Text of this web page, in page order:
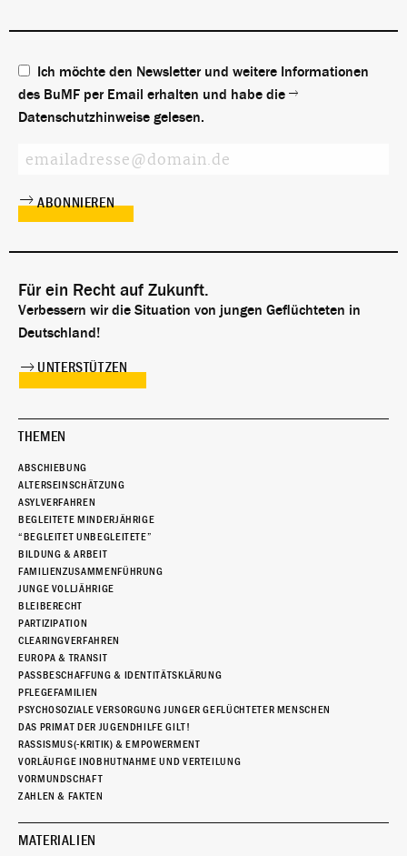
Ich möchte den Newsletter und weitere Informationen
des BuMF per Email erhalten und habe die
Datenschutzhinweise gelesen.
Für ein Recht auf Zukunft.
Verbessern wir die Situation von jungen Geflüchteten in
Deutschland!
UNTERSTÜTZEN
THEMEN
ABSCHIEBUNG
ALTERSEINSCHÄTZUNG
ASYLVERFAHREN
BEGLEITETE MINDERJÄHRIGE
“BEGLEITET UNBEGLEITETE”
BILDUNG & ARBEIT
FAMILIENZUSAMMENFÜHRUNG
JUNGE VOLLJÄHRIGE
BLEIBERECHT
PARTIZIPATION
CLEARINGVERFAHREN
EUROPA & TRANSIT
PASSBESCHAFFUNG & IDENTITÄTSKLÄRUNG
PFLEGEFAMILIEN
PSYCHOSOZIALE VERSORGUNG JUNGER GEFLÜCHTETER MENSCHEN
DAS PRIMAT DER JUGENDHILFE GILT!
RASSISMUS(-KRITIK) & EMPOWERMENT
VORLÄUFIGE INOBHUTNAHME UND VERTEILUNG
VORMUNDSCHAFT
ZAHLEN & FAKTEN
MATERIALIEN